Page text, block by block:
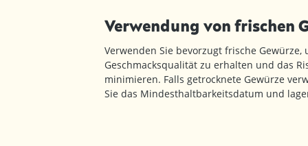
Verwendung von frischen
Verwenden Sie bevorzugt frische Gewürze,
Geschmacksqualität zu erhalten und das
minimieren. Falls getrocknete Gewürze
Sie das Mindesthaltbarkeitsdatum und